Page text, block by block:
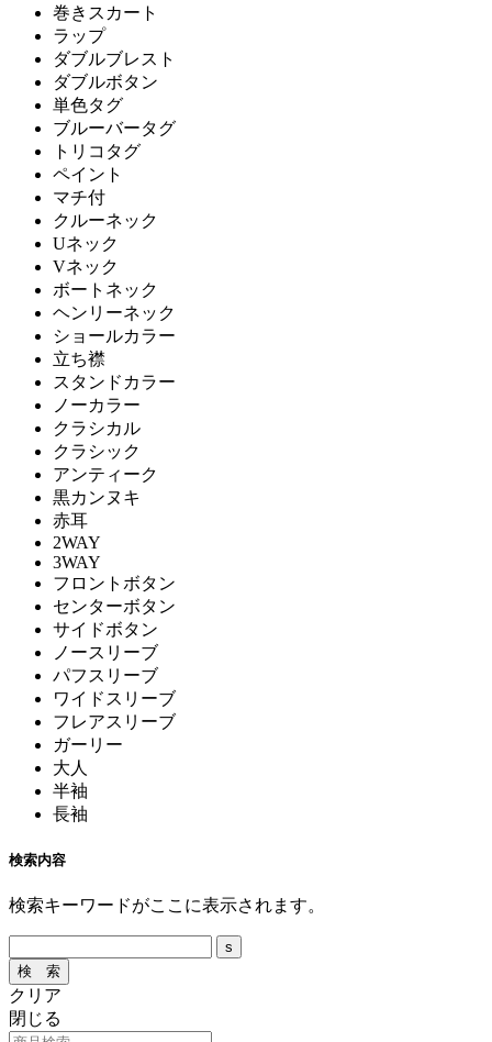
巻きスカート
ラップ
ダブルブレスト
ダブルボタン
単色タグ
ブルーバータグ
トリコタグ
ペイント
マチ付
クルーネック
Uネック
Vネック
ボートネック
ヘンリーネック
ショールカラー
立ち襟
スタンドカラー
ノーカラー
クラシカル
クラシック
アンティーク
黒カンヌキ
赤耳
2WAY
3WAY
フロントボタン
センターボタン
サイドボタン
ノースリーブ
パフスリーブ
ワイドスリーブ
フレアスリーブ
ガーリー
大人
半袖
長袖
検索内容
検索キーワードがここに表示されます。
クリア
閉じる